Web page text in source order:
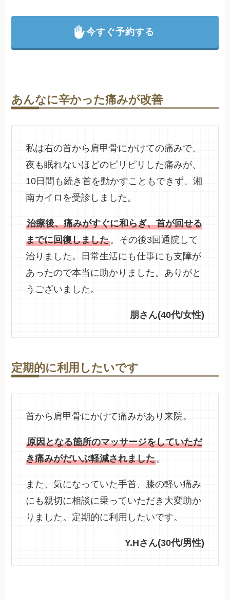
今すぐ予約する
あんなに辛かった痛みが改善
私は右の首から肩甲骨にかけての痛みで、
夜も眠れないほどのピリピリした痛みが、
10日間も続き首を動かすこともできず、湘
南カイロを受診しました。
治療後、痛みがすぐに和らぎ、首が回せる
までに回復しました。その後3回通院して
治りました。日常生活にも仕事にも支障が
あったので本当に助かりました。ありがと
うございました。
朋さん(40代/女性)
定期的に利用したいです
首から肩甲骨にかけて痛みがあり来院。
原因となる箇所のマッサージをしていただ
き痛みがだいぶ軽減されました。
また、気になっていた手首、膝の軽い痛み
にも親切に相談に乗っていただき大変助か
りました。定期的に利用したいです。
Y.Hさん(30代/男性)